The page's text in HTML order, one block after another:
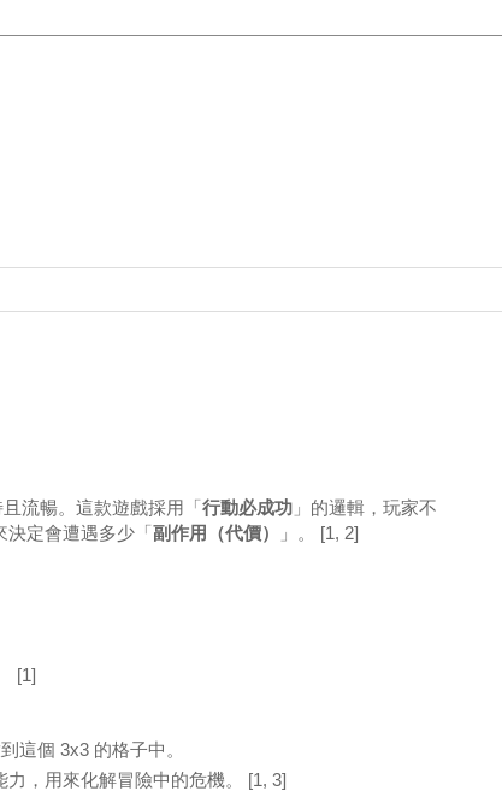
流暢。這款遊戲採用「行動必成功 」的邏輯，玩家不
決定會遭遇多少「副作用（代價） 」。 [1, 2]
[1]
這個 3x3 的格子中。
力，用來化解冒險中的危機。 [1, 3]